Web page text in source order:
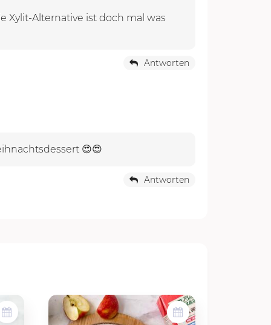
Xylit-Alternative ist doch mal was
Antworten
😍😍
Antworten